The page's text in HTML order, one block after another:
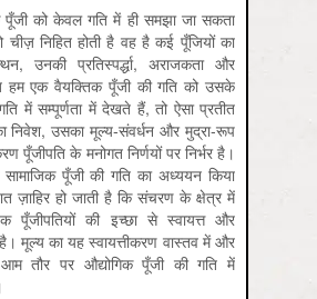
पूँजी को केवल गति में ही समझा जा सकता
निहित होती है वह है कई पूँजियों का
उनकी प्रतिस्पर्द्धा, अराजकता और
हम एक वैयक्तिक पूँजी की गति को उसके
में सम्पूर्णता में देखते हैं, तो ऐसा प्रतीत
निवेश, उसका मूल्य-संवर्धन और मुद्रा-रूप
पूँजीपति के मनोगत निर्णयों पर निर्भर है।
पूँजी की गति का अध्ययन किया
ज़ाहिर हो जाती है कि संचरण के क्षेत्र में
पूँजीपतियों की इच्छा से स्वायत्त और
मूल्य का यह स्वायत्तीकरण वास्तव में और
तौर पर औद्योगिक पूँजी की गति में